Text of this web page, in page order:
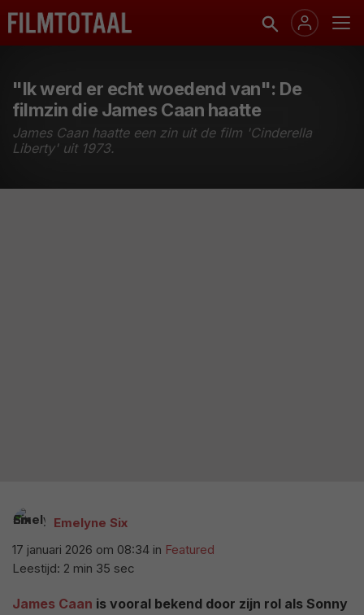
"Ik werd er echt woedend van": De
filmzin die James Caan haatte
James Caan haatte een zin uit de film 'Cinderella
Liberty' uit 1973.
Emelyne Six
17 januari 2026 om 08:34 in Featured
Leestijd: 2 min 35 sec
James Caan is vooral bekend door zijn rol als Sonny